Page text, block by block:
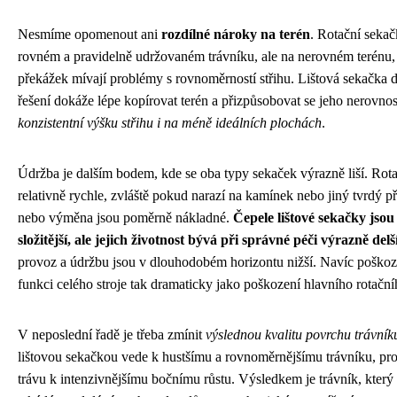
Nesmíme opomenout ani rozdílné nároky na terén. Rotační
rovném a pravidelně udržovaném trávníku, ale na nerovném
překážek mívají problémy s rovnoměrností střihu. Lištová sekačka
řešení dokáže lépe kopírovat terén a přizpůsobovat se jeho
konzistentní výšku střihu i na méně ideálních plochách.
Údržba je dalším bodem, kde se oba typy sekaček výrazně liší.
relativně rychle, zvláště pokud narazí na kamínek nebo jiný tvrdý
nebo výměna jsou poměrně nákladné. Čepele lištové sekačky
složitější, ale jejich životnost bývá při správné péči výrazně
provoz a údržbu jsou v dlouhodobém horizontu nižší. Navíc
funkci celého stroje tak dramaticky jako poškození hlavního
V neposlední řadě je třeba zmínit výslednou kvalitu povrchu
lištovou sekačkou vede k hustšímu a rovnoměrnějšímu trávníku,
trávu k intenzivnějšímu bočnímu růstu. Výsledkem je trávník, který